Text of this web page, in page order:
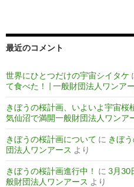
最近のコメント
世界にひとつだけの宇宙シイタケ
て食べた！ | 一般財団法人ワンア
きぼうの桜計画、いよいよ宇宙桜
気仙沼で満開一般財団法人ワンア
きぼうの桜計画について に きぼ
団法人ワンアース より
きぼうの桜計画進行中！ に 3月30
般財団法人ワンアース より